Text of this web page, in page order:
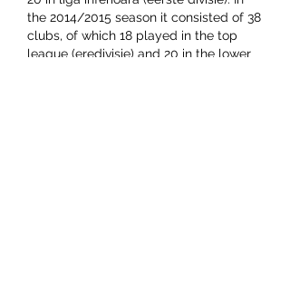
the 2014/2015 season it consisted of 38
clubs, of which 18 played in the top
league (eredivisie) and 20 in the lower